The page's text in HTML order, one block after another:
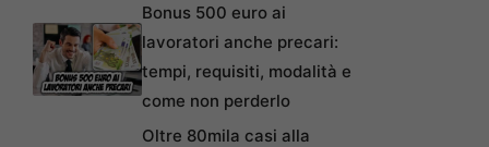
Bonus 500 euro ai
lavoratori anche precari:
tempi, requisiti, modalità e
come non perderlo
Oltre 80mila casi alla